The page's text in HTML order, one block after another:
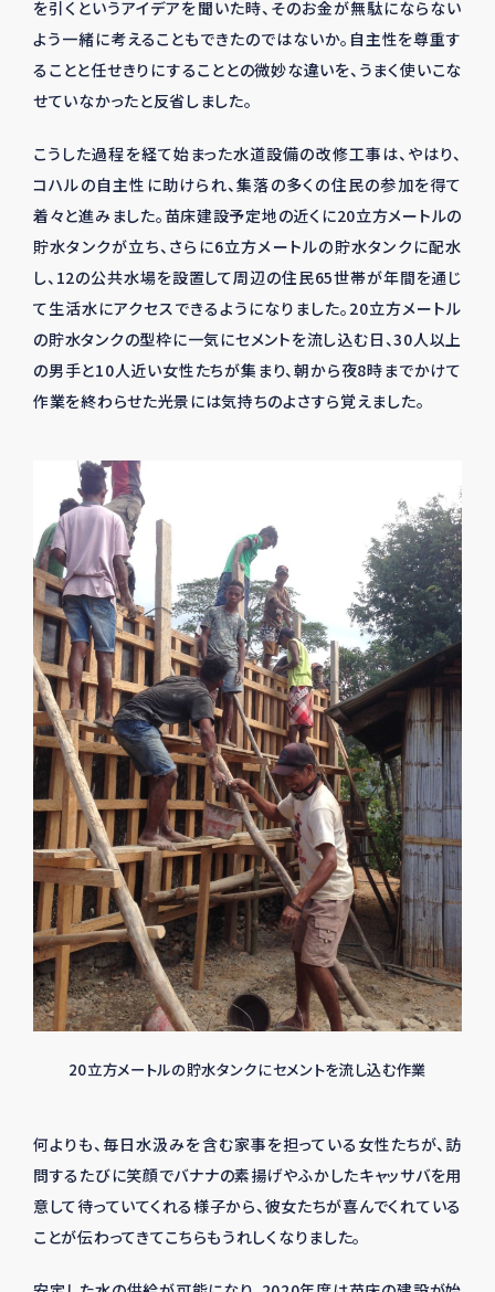
を引くというアイデアを聞いた時、そのお金が無駄にならない
よう一緒に考えることもできたのではないか。自主性を尊重す
ることと任せきりにすることとの微妙な違いを、うまく使いこな
せていなかったと反省しました。
こうした過程を経て始まった水道設備の改修工事は、やはり、
コハルの自主性に助けられ、集落の多くの住民の参加を得て
着々と進みました。苗床建設予定地の近くに20立方メートルの
貯水タンクが立ち、さらに6立方メートルの貯水タンクに配水
し、12の公共水場を設置して周辺の住民65世帯が年間を通じ
て生活水にアクセスできるようになりました。20立方メートル
の貯水タンクの型枠に一気にセメントを流し込む日、30人以上
の男手と10人近い女性たちが集まり、朝から夜8時までかけて
作業を終わらせた光景には気持ちのよさすら覚えました。
20立方メートルの貯水タンクにセメントを流し込む作業
何よりも、毎日水汲みを含む家事を担っている女性たちが、訪
問するたびに笑顔でバナナの素揚げやふかしたキャッサバを用
意して待っていてくれる様子から、彼女たちが喜んでくれている
ことが伝わってきてこちらもうれしくなりました。